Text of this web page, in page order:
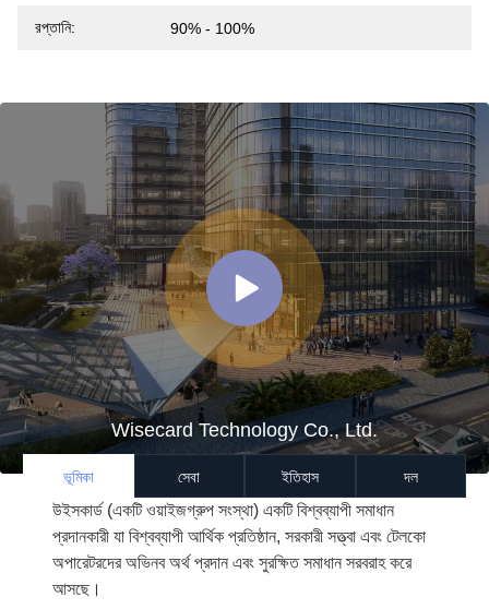
রপ্তানি: 90% - 100%
Wisecard Technology Co., Ltd.
ভূমিকা সেবা ইতিহাস দল
উইসকার্ড (একটি ওয়াইজগ্রুপ সংস্থা) একটি বিশ্বব্যাপী সমাধান
প্রদানকারী যা বিশ্বব্যাপী আর্থিক প্রতিষ্ঠান, সরকারী সত্ত্বা এবং টেলকো
অপারেটরদের অভিনব অর্থ প্রদান এবং সুরক্ষিত সমাধান সরবরাহ করে
আসছে।